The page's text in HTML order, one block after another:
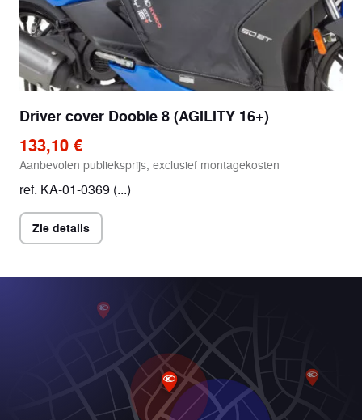
Driver cover Dooble 8 (AGILITY 16+)
133,10 €
Aanbevolen publieksprijs, exclusief montagekosten
ref. KA-01-0369 (...)
Zie details